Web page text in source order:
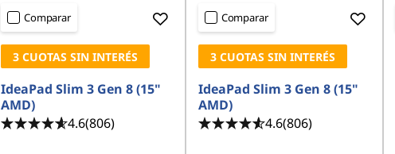
Comparar
3 CUOTAS SIN INTERÉS
IdeaPad Slim 3 Gen 8 (15"
AMD)
4.6(806)
Comparar
3 CUOTAS SIN INTERÉS
IdeaPad Slim 3 Gen 8 (15"
AMD)
4.6(806)